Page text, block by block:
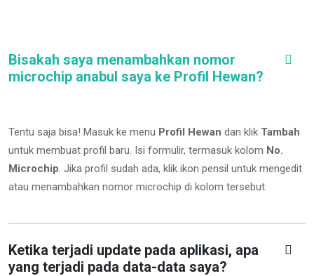
Bisakah saya menambahkan nomor
microchip anabul saya ke Profil Hewan?
Tentu saja bisa! Masuk ke menu Profil Hewan dan klik Tambah
untuk membuat profil baru. Isi formulir, termasuk kolom No.
Microchip. Jika profil sudah ada, klik ikon pensil untuk mengedit
atau menambahkan nomor microchip di kolom tersebut.
Ketika terjadi update pada aplikasi, apa
yang terjadi pada data-data saya?